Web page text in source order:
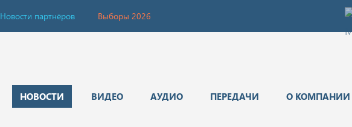
Новости партнёров Выборы 2026
НОВОСТИ ВИДЕО АУДИО ПЕРЕДАЧИ О КОМПАНИИ